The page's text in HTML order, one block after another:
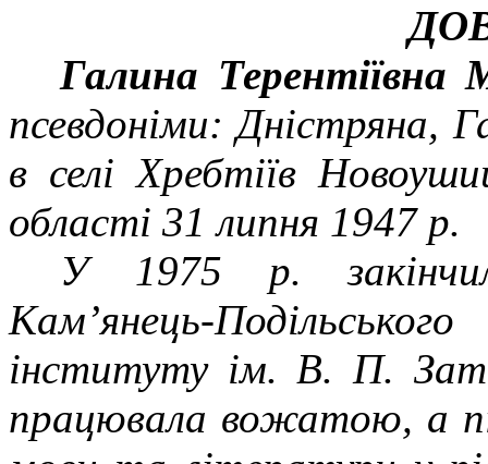
Галина Терентіївна
псевдоніми: Дністряна,
в селі Хребтіїв
області 31 липня 1947р.
У 1975 р.
Кам’янець-
інституту ім. В. П.
працювала вожатою, а